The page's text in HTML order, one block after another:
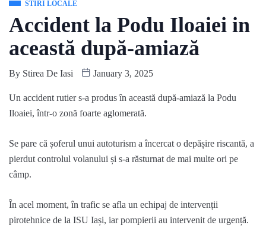
STIRI LOCALE
Accident la Podu Iloaiei in
această după-amiază
By Stirea De Iasi January 3, 2025
Un accident rutier s-a produs în această după-amiază la Podu
Iloaiei, într-o zonă foarte aglomerată.
Se pare că șoferul unui autoturism a încercat o depășire riscantă, a
pierdut controlul volanului și s-a răsturnat de mai multe ori pe
câmp.
În acel moment, în trafic se afla un echipaj de intervenții
pirotehnice de la ISU Iași, iar pompierii au intervenit de urgență.